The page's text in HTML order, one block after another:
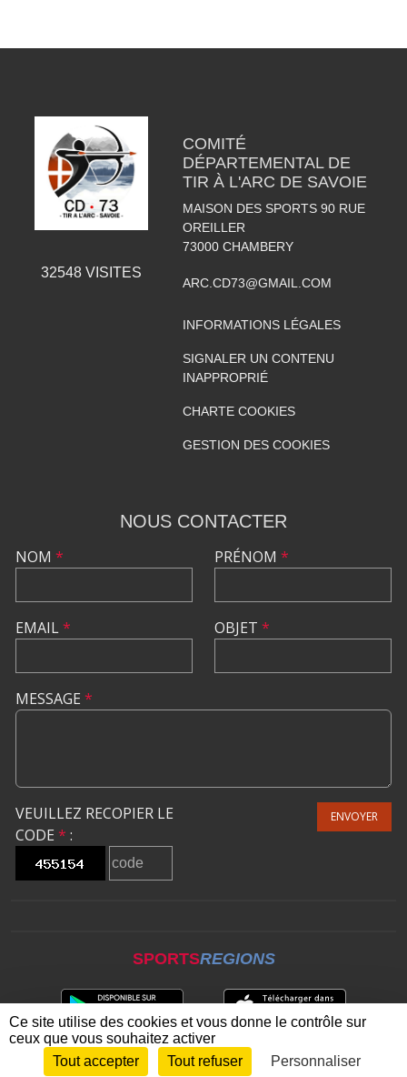
32548VISITES
COMITÉ
DÉPARTEMENTAL DE
TIR À L'ARC DE SAVOIE
MAISON DES SPORTS 90 RUE
OREILLER
73000 CHAMBERY
ARC.CD73@GMAIL.COM
INFORMATIONS LÉGALES
SIGNALER UN CONTENU
INAPPROPRIÉ
CHARTE COOKIES
GESTION DES COOKIES
NOUS CONTACTER
NOM *
EMAIL*
PRÉNOM *
OBJET *
MESSAGE *
VEUILLEZ RECOPIER LE
CODE * :
ENVOYER
SPORTSREGIONS
Envie de participer ? CONNEXION
Ce site utilise des cookies et vous donne le contrôle sur
ceux que vous souhaitez activer
Tout accepter
Tout refuser Personnaliser